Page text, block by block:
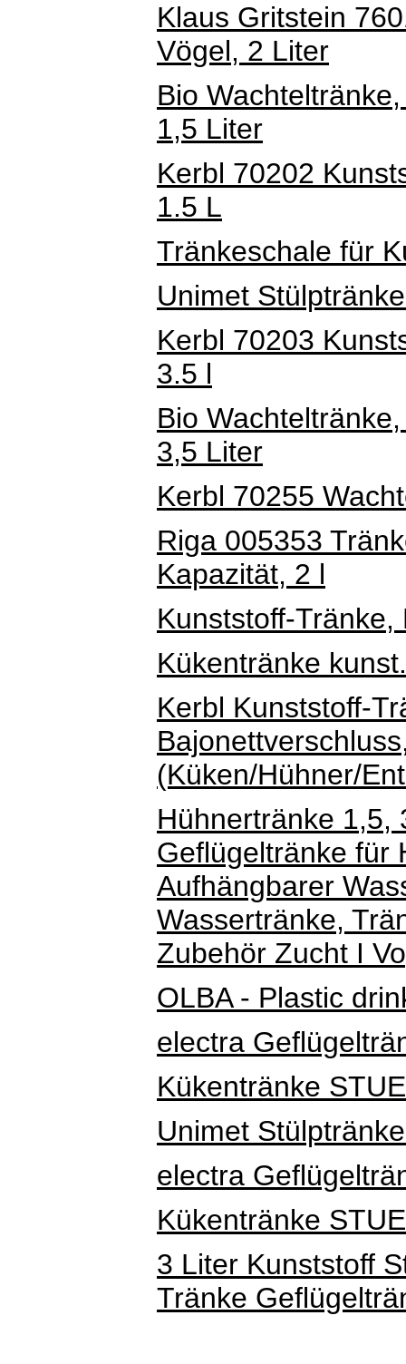
Klaus Gritstein
Vögel, 2 Liter
Bio
1,5 Liter
Kerbl 70202
1.5 L
Tränkeschale für
Unimet
Kerbl 70203
3.5 l
Bio
3,5 Liter
Kerbl 70255
Riga 005353
Kapazität, 2 l
Kunststoff-
Kükentränke
Kerbl Kunststoff-
(Küken/Hühner/
Hühnertränke 1,5,
Geflügeltränke für
Aufhängbarer
Wassertränke,
Zubehör Zucht I
OLBA - Plastic
electra
Kükentränke
Unimet
electra
Kükentränke
3 Liter Kunststoff
Tränke